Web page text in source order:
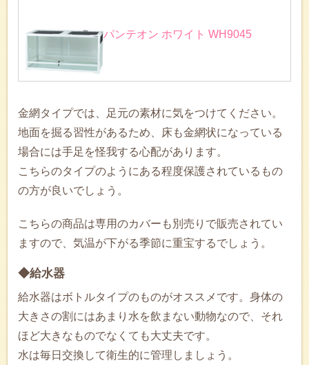
パンテオン ホワイト WH9045
金網タイプでは、足元の素材に気をつけてください。
地面を掘る習性があるため、床も金網状になっている
場合には手足を怪我する心配があります。
こちらのタイプのようにある程度保護されているもの
の方が良いでしょう。
こちらの商品は専用のカバーも別売りで販売されてい
ますので、気温が下がる季節に重宝するでしょう。
◆給水器
給水器はボトルタイプのものがオススメです。身体の
大きさの割にはあまり水を飲まない動物なので、それ
ほど大きなものでなくても大丈夫です。
水は毎日交換して衛生的に管理しましょう。